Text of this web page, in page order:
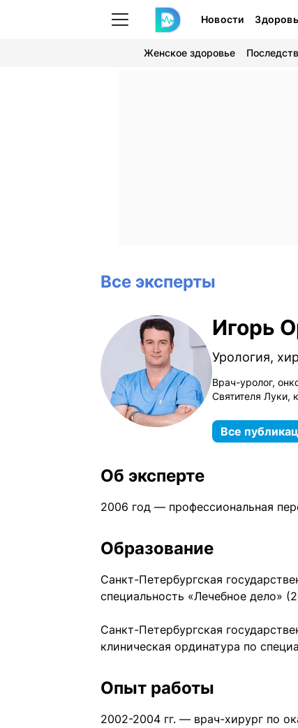
Новости
Женское здоровье
Все эксперты
Игорь
Урология,
Врач-уролог,
Святителя Луки,
Все
Об эксперте
2006 год — профессиональная
Образование
Санкт-Петербургская
специальность «Лечебное дело»
Санкт-Петербургская
клиническая ординатура по
Опыт работы
2002-2004 гг. — врач-хирург по